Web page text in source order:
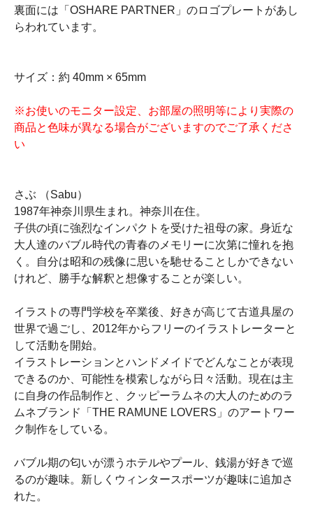
裏面には「OSHARE PARTNER」のロゴプレートがあし
らわれています。
サイズ：約 40mm × 65mm
※お使いのモニター設定、お部屋の照明等により実際の
商品と色味が異なる場合がございますのでご了承くださ
い
さぶ （Sabu）
1987年神奈川県生まれ。神奈川在住。
​子供の頃に強烈なインパクトを受けた祖母の家。身近な
大人達のバブル時代の青春のメモリーに次第に憧れを抱
く。自分は昭和の残像に思いを馳せることしかできない
けれど、勝手な解釈と想像することが楽しい。
イラストの専門学校を卒業後、好きが高じて古道具屋の
世界で過ごし、2012年からフリーのイラストレーターと
して活動を開始。
​イラストレーションとハンドメイドでどんなことが表現
できるのか、可能性を模索しながら日々活動。現在は主
に自身の作品制作と、クッピーラムネの大人のためのラ
ムネブランド「THE RAMUNE LOVERS」のアートワー
ク制作をしている。
バブル期の匂いが漂うホテルやプール、銭湯が好きで巡
るのが趣味。新しくウィンタースポーツが趣味に追加さ
れた。